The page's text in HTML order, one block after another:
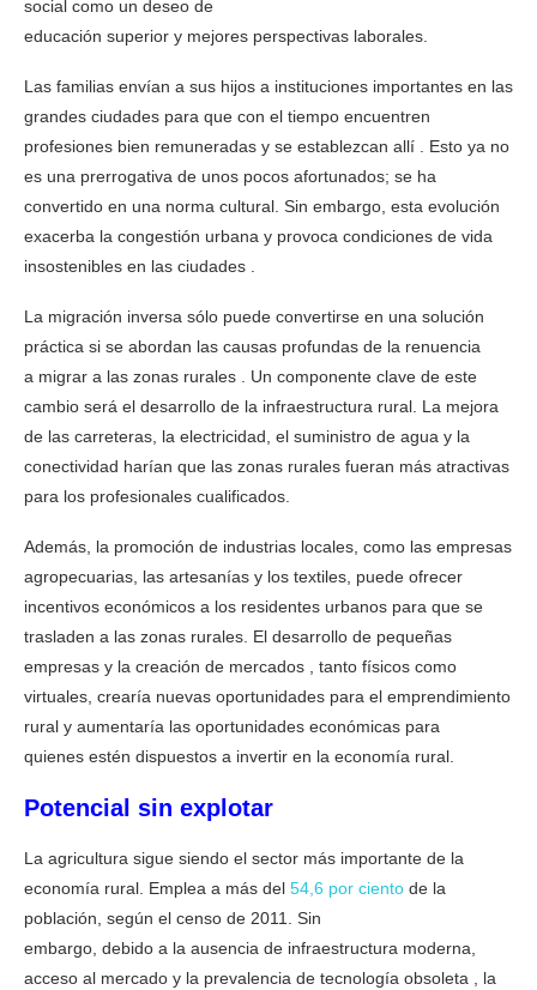
social como un deseo de
educación superior y mejores perspectivas laborales.
Las familias envían a sus hijos a instituciones importantes en las
grandes ciudades para que con el tiempo encuentren
profesiones bien remuneradas y se establezcan allí . Esto ya no
es una prerrogativa de unos pocos afortunados; se ha
convertido en una norma cultural. Sin embargo, esta evolución
exacerba la congestión urbana y provoca condiciones de vida
insostenibles en las ciudades .
La migración inversa sólo puede convertirse en una solución
práctica si se abordan las causas profundas de la renuencia
a migrar a las zonas rurales . Un componente clave de este
cambio será el desarrollo de la infraestructura rural. La mejora
de las carreteras, la electricidad, el suministro de agua y la
conectividad harían que las zonas rurales fueran más atractivas
para los profesionales cualificados.
Además, la promoción de industrias locales, como las empresas
agropecuarias, las artesanías y los textiles, puede ofrecer
incentivos económicos a los residentes urbanos para que se
trasladen a las zonas rurales. El desarrollo de pequeñas
empresas y la creación de mercados , tanto físicos como
virtuales, crearía nuevas oportunidades para el emprendimiento
rural y aumentaría las oportunidades económicas para
quienes estén dispuestos a invertir en la economía rural.
Potencial sin explotar
La agricultura sigue siendo el sector más importante de la
economía rural. Emplea a más del 54,6 por ciento de la
población, según el censo de 2011. Sin
embargo, debido a la ausencia de infraestructura moderna,
acceso al mercado y la prevalencia de tecnología obsoleta , la